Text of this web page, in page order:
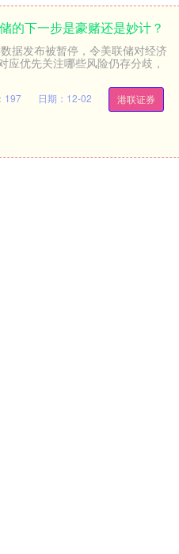
的下一步是豪赌还是妙计？
据发布被暂停，令美联储对经济
优先关注哪些风险仍存分歧，
港联证券
197 日期：12-02